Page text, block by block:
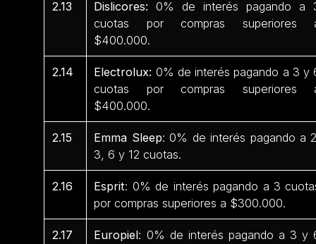
2.13 Dislicores: 0% de interés pagando a
cuotas por compras superiores
$400.000.
2.14 Electrolux: 0% de interés pagando a 3 y
cuotas por compras superiores
$400.000.
2.15 Emma Sleep: 0% de interés pagando a
3, 6 y 12 cuotas.
2.16 Esprit: 0% de interés pagando a 3
por compras superiores a $300.000.
2.17 Europiel: 0% de interés pagando a 3 y